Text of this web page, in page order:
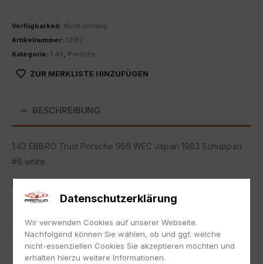
Verfügbarkeit: Nicht vorrätig
Artikelnummer: 13182
Kategorie: 1:43 Porsche
ZUR MERKLISTE HINZUFÜGEN
BESCHREIBUNG
1:43 EBBRO Trust Porsche 956 WEC Japan 1983 Schuppan
#6 white
Neu, die Originalverpackung kann Lagerspuren aufweisen.
EAN nicht zutreffend
Hersteller Ebbro
Datenschutzerklärung
Wir verwenden Cookies auf unserer Webseite.
Nachfolgend können Sie wählen, ob und ggf. welche
nicht-essenziellen Cookies Sie akzeptieren möchten und
erhalten hierzu weitere Informationen.